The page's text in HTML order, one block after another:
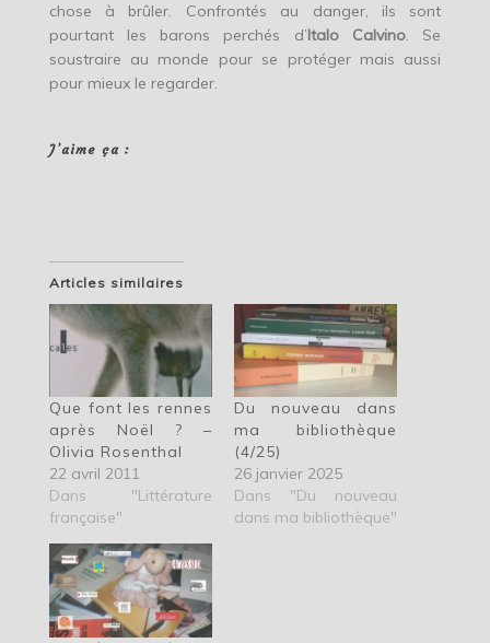
chose à brûler. Confrontés au danger, ils sont
pourtant les barons perchés d’Italo Calvino. Se
soustraire au monde pour se protéger mais aussi
pour mieux le regarder.
J’aime ça :
Articles similaires
Que font les rennes
après Noël ? –
Olivia Rosenthal
22 avril 2011
Dans "Littérature
française"
Du nouveau dans
ma bibliothèque
(4/25)
26 janvier 2025
Dans "Du nouveau
dans ma bibliothèque"